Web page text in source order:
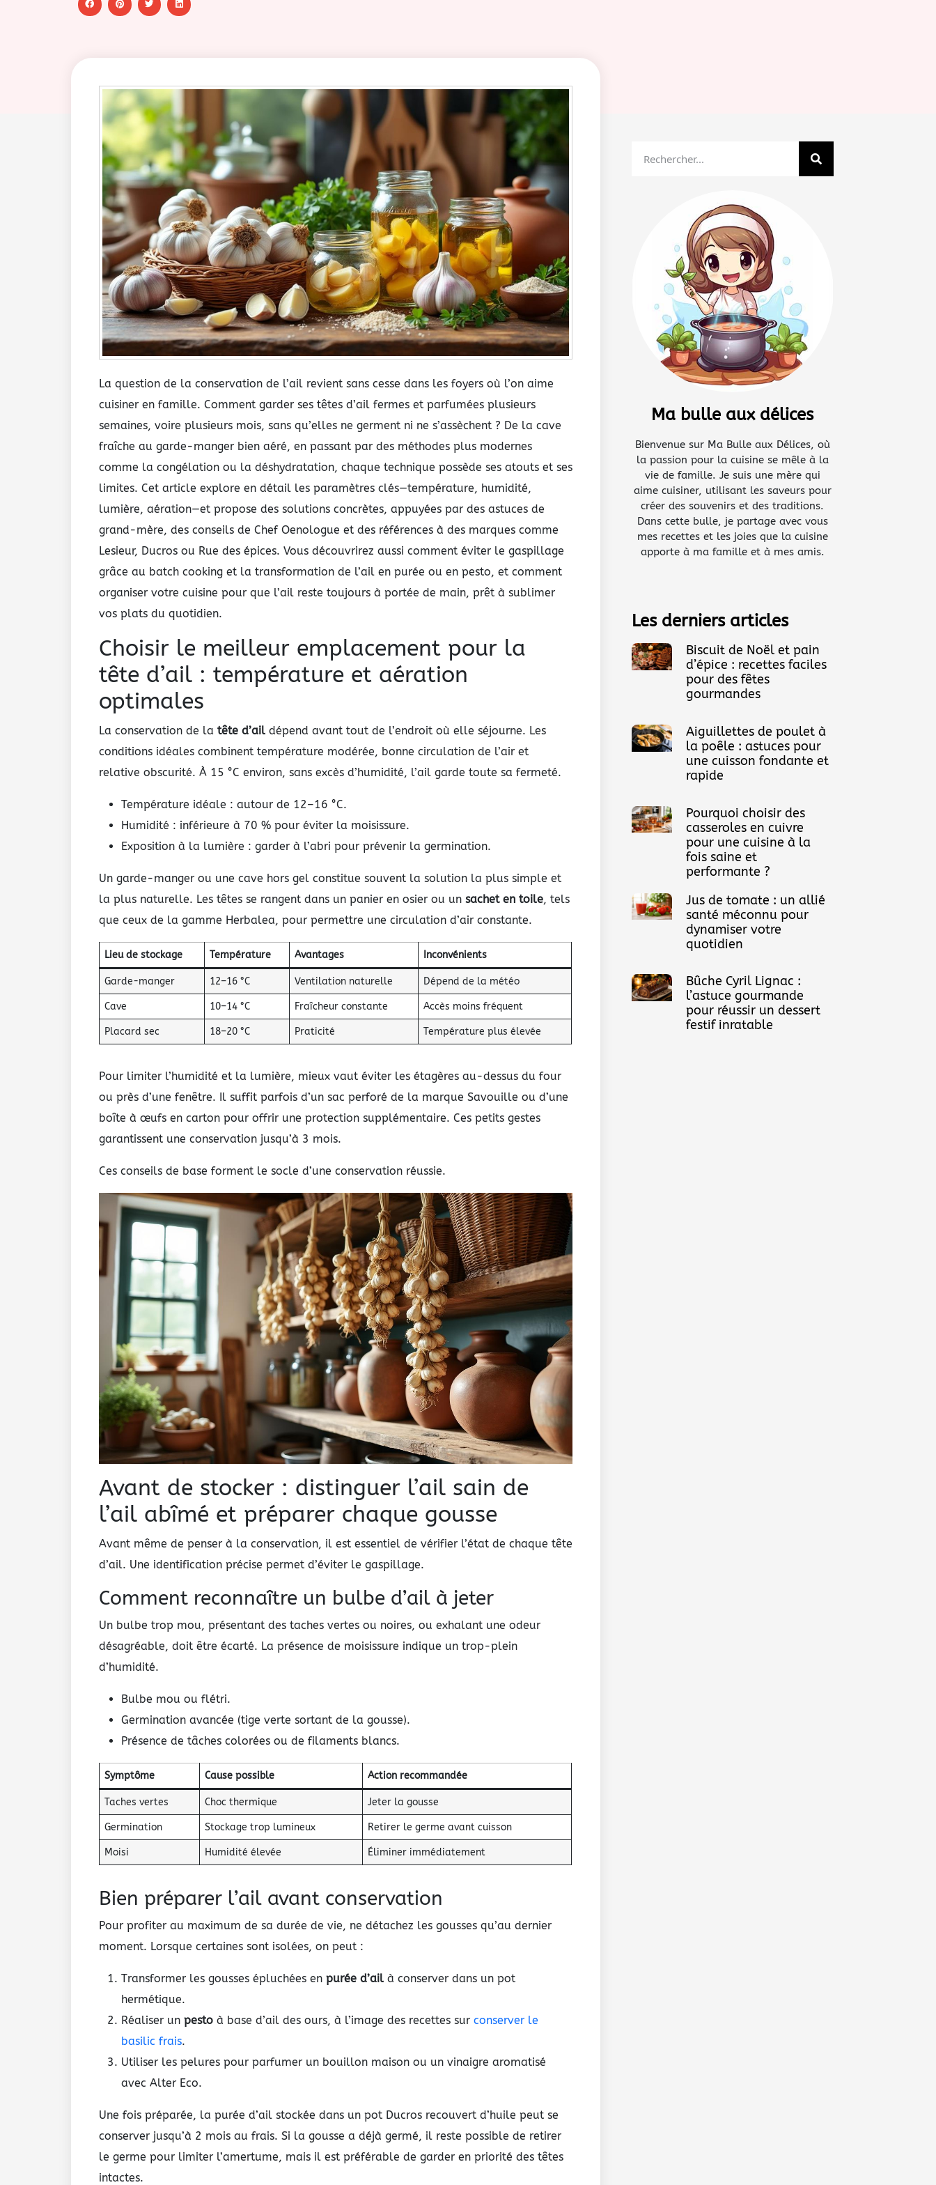
La question de la conservation de l’ail revient sans cesse dans les foyers où l’on aime
cuisiner en famille. Comment garder ses têtes d’ail fermes et parfumées plusieurs
semaines, voire plusieurs mois, sans qu’elles ne germent ni ne s’assèchent ? De la cave
fraîche au garde-manger bien aéré, en passant par des méthodes plus modernes
comme la congélation ou la déshydratation, chaque technique possède ses atouts et ses
limites. Cet article explore en détail les paramètres clés—température, humidité,
lumière, aération—et propose des solutions concrètes, appuyées par des astuces de
grand-mère, des conseils de Chef Oenologue et des références à des marques comme
Lesieur, Ducros ou Rue des épices. Vous découvrirez aussi comment éviter le gaspillage
grâce au batch cooking et la transformation de l’ail en purée ou en pesto, et comment
organiser votre cuisine pour que l’ail reste toujours à portée de main, prêt à sublimer
vos plats du quotidien.
Choisir le meilleur emplacement pour la
tête d’ail : température et aération
optimales
La conservation de la tête d’ail dépend avant tout de l’endroit où elle séjourne. Les
conditions idéales combinent température modérée, bonne circulation de l’air et
relative obscurité. À 15 °C environ, sans excès d’humidité, l’ail garde toute sa fermeté.
Température idéale : autour de 12–16 °C.
Humidité : inférieure à 70 % pour éviter la moisissure.
Exposition à la lumière : garder à l’abri pour prévenir la germination.
Un garde-manger ou une cave hors gel constitue souvent la solution la plus simple et
la plus naturelle. Les têtes se rangent dans un panier en osier ou un sachet en toile, tels
que ceux de la gamme Herbalea, pour permettre une circulation d’air constante.
Lieu de stockage Température Avantages Inconvénients
Garde-manger 12–16 °C Ventilation naturelle Dépend de la météo
Cave 10–14 °C Fraîcheur constante Accès moins fréquent
Placard sec 18–20 °C Praticité Température plus élevée
Pour limiter l’humidité et la lumière, mieux vaut éviter les étagères au-dessus du four
ou près d’une fenêtre. Il suffit parfois d’un sac perforé de la marque Savouille ou d’une
boîte à œufs en carton pour offrir une protection supplémentaire. Ces petits gestes
garantissent une conservation jusqu’à 3 mois.
Ces conseils de base forment le socle d’une conservation réussie.
Avant de stocker : distinguer l’ail sain de
l’ail abîmé et préparer chaque gousse
Avant même de penser à la conservation, il est essentiel de vérifier l’état de chaque tête
d’ail. Une identification précise permet d’éviter le gaspillage.
Comment reconnaître un bulbe d’ail à jeter
Un bulbe trop mou, présentant des taches vertes ou noires, ou exhalant une odeur
désagréable, doit être écarté. La présence de moisissure indique un trop-plein
d’humidité.
Bulbe mou ou flétri.
Germination avancée (tige verte sortant de la gousse).
Présence de tâches colorées ou de filaments blancs.
Symptôme Cause possible Action recommandée
Taches vertes Choc thermique Jeter la gousse
Germination Stockage trop lumineux Retirer le germe avant cuisson
Moisi Humidité élevée Éliminer immédiatement
Bien préparer l’ail avant conservation
Pour profiter au maximum de sa durée de vie, ne détachez les gousses qu’au dernier
moment. Lorsque certaines sont isolées, on peut :
Transformer les gousses épluchées en purée d’ail à conserver dans un pot
hermétique.
Réaliser un pesto à base d’ail des ours, à l’image des recettes sur conserver le
basilic frais.
Utiliser les pelures pour parfumer un bouillon maison ou un vinaigre aromatisé
avec Alter Eco.
Une fois préparée, la purée d’ail stockée dans un pot Ducros recouvert d’huile peut se
conserver jusqu’à 2 mois au frais. Si la gousse a déjà germé, il reste possible de retirer
le germe pour limiter l’amertume, mais il est préférable de garder en priorité des têtes
intactes.
Ma bulle aux délices
Bienvenue sur Ma Bulle aux Délices, où
la passion pour la cuisine se mêle à la
vie de famille. Je suis une mère qui
aime cuisiner, utilisant les saveurs pour
créer des souvenirs et des traditions.
Dans cette bulle, je partage avec vous
mes recettes et les joies que la cuisine
apporte à ma famille et à mes amis.
Les derniers articles
Biscuit de Noël et pain
d’épice : recettes faciles
pour des fêtes
gourmandes
Aiguillettes de poulet à
la poêle : astuces pour
une cuisson fondante et
rapide
Pourquoi choisir des
casseroles en cuivre
pour une cuisine à la
fois saine et
performante ?
Jus de tomate : un allié
santé méconnu pour
dynamiser votre
quotidien
Bûche Cyril Lignac :
l’astuce gourmande
pour réussir un dessert
festif inratable